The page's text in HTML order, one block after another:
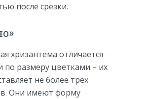
после срезки.
хризантема отличается
по размеру цветками – их
не более трех
Они имеют форму